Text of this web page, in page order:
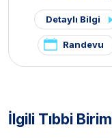
Detaylı Bilgi
Randevu
İlgili Tıbbi